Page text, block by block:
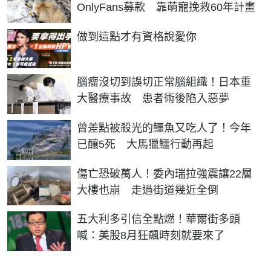
OnlyFans募款 靠萌寵挽救60年計畫
做到這點才有資格說愛你
PR
腦瘤沒切到誤切正常腦組織！日本重
大醫療事故 患者術後陷入惡夢
曾差點被殺光的鱷魚又吃人了！今年
已釀5死 大馬獵鱷行動再起
傷亡恐破萬人！委內瑞拉強震讓22層
大樓也崩 走過街道幾近全倒
五大利多引信全點燃！華爾街多頭
喊：美股8月狂飆時刻就要來了